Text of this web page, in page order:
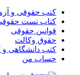
کتب حقوقی و
کتاب تست
قوانین حقوقی
حقوق وکالت
کتب دانشگاهی و
حساب من